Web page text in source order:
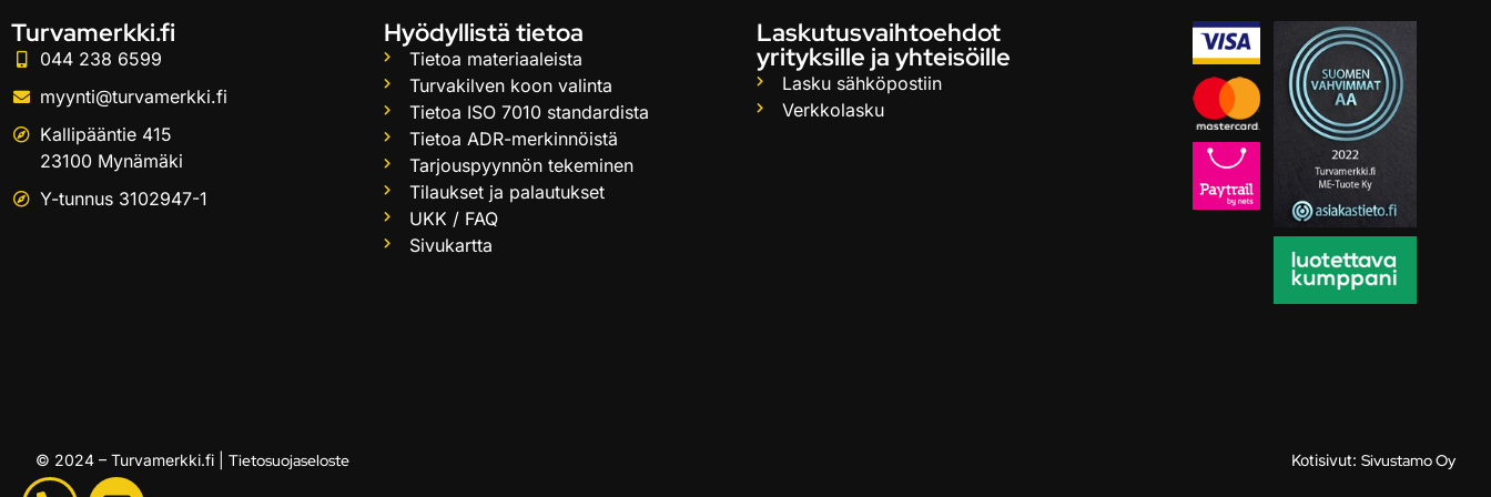
Turvamerkki.fi
044 238 6599
myynti@turvamerkki.fi
Kallipääntie 415
23100 Mynämäki
Y-tunnus 3102947-1
Hyödyllistä tietoa
Tietoa materiaaleista
Turvakilven koon valinta
Tietoa ISO 7010 standardista
Tietoa ADR-merkinnöistä
Tarjouspyynnön tekeminen
Tilaukset ja palautukset
UKK / FAQ
Sivukartta
Laskutusvaihtoehdot
yrityksille ja yhteisöille
Lasku sähköpostiin
Verkkolasku
© 2024 – Turvamerkki.fi | Tietosuojaseloste Kotisivut: Sivustamo Oy